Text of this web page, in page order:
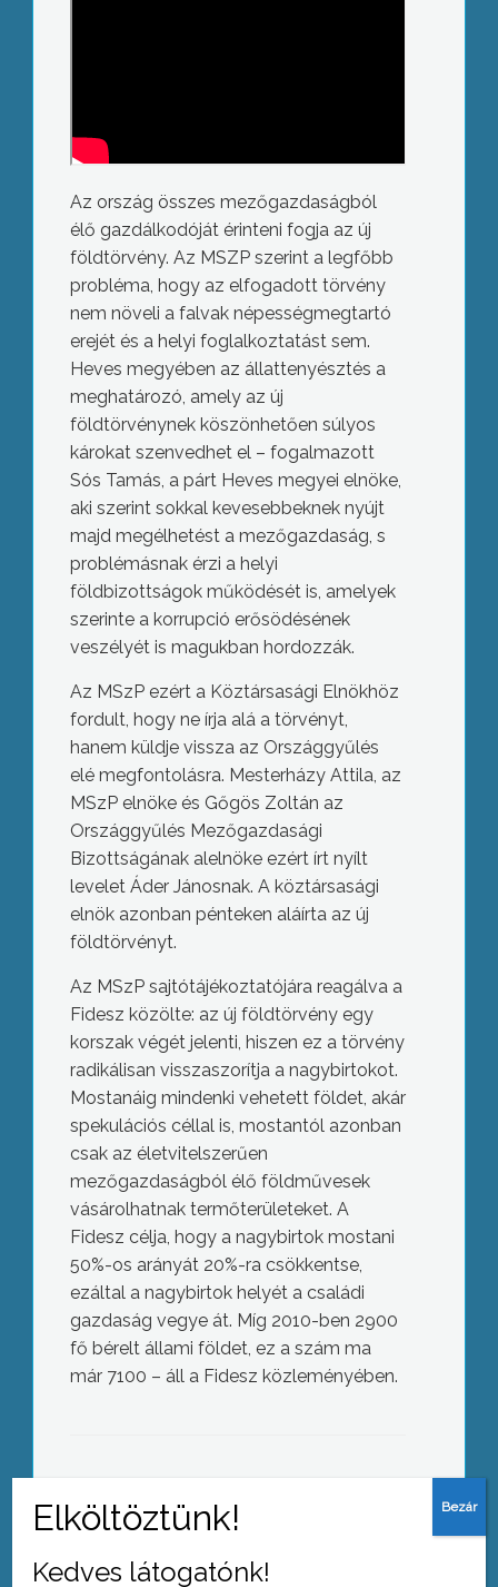
Az ország összes mezőgazdaságból
élő gazdálkodóját érinteni fogja az új
földtörvény. Az MSZP szerint a legfőbb
probléma, hogy az elfogadott törvény
nem növeli a falvak népességmegtartó
erejét és a helyi foglalkoztatást sem.
Heves megyében az állattenyésztés a
meghatározó, amely az új
földtörvénynek köszönhetően súlyos
károkat szenvedhet el – fogalmazott
Sós Tamás, a párt Heves megyei elnöke,
aki szerint sokkal kevesebbeknek nyújt
majd megélhetést a mezőgazdaság, s
problémásnak érzi a helyi
földbizottságok működését is, amelyek
szerinte a korrupció erősödésének
veszélyét is magukban hordozzák.
Az MSzP ezért a Köztársasági Elnökhöz
fordult, hogy ne írja alá a törvényt,
hanem küldje vissza az Országgyűlés
elé megfontolásra. Mesterházy Attila, az
MSzP elnöke és Gőgös Zoltán az
Országgyűlés Mezőgazdasági
Bizottságának alelnöke ezért írt nyílt
levelet Áder Jánosnak. A köztársasági
elnök azonban pénteken aláírta az új
földtörvényt.
Az MSzP sajtótájékoztatójára reagálva a
Fidesz közölte: az új földtörvény egy
korszak végét jelenti, hiszen ez a törvény
radikálisan visszaszorítja a nagybirtokot.
Mostanáig mindenki vehetett földet, akár
spekulációs céllal is, mostantól azonban
csak az életvitelszerűen
mezőgazdaságból élő földművesek
vásárolhatnak termőterületeket. A
Fidesz célja, hogy a nagybirtok mostani
50%-os arányát 20%-ra csökkentse,
ezáltal a nagybirtok helyét a családi
gazdaság vegye át. Míg 2010-ben 2900
fő bérelt állami földet, ez a szám ma
már 7100 – áll a Fidesz közleményében.
AZ AKTUÁLIS NAPI HÍREI
Kedves látogatónk!